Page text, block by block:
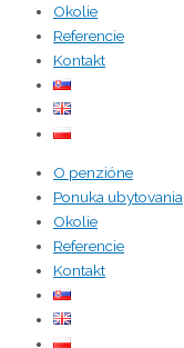
Okolie
Referencie
Kontakt
O penzióne
Ponuka ubytovania
Okolie
Referencie
Kontakt